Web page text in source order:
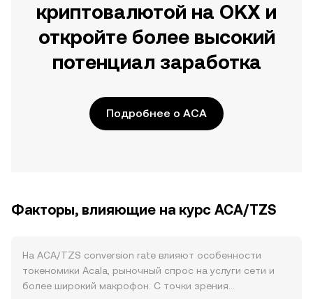
криптовалютой на OKX и
откройте более высокий
потенциал заработка
Подробнее о ACA
Факторы, влияющие на курс ACA/TZS
На ACA/TZS conversion rate влияют особенности
токеномики Acala, рыночный спрос на услуги сети и
более широкий макрофон. С точки зрения